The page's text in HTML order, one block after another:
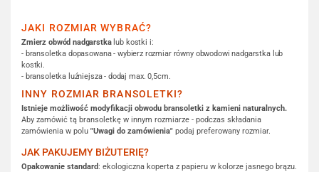
JAKI ROZMIAR WYBRAĆ?
Zmierz obwód nadgarstkalub kostki i:
- bransoletka dopasowana - wybierz rozmiar równy obwodowi nadgarstka lub
kostki.
- bransoletka luźniejsza - dodaj max. 0,5cm.
INNY ROZMIAR BRANSOLETKI?
Istnieje możliwość modyfikacji obwodu bransoletki z kamieni naturalnych.
Aby zamówić tą bransoletkę w innym rozmiarze - podczas składania
zamówienia w polu "Uwagi do zamówienia" podaj preferowany rozmiar.
JAK PAKUJEMY BIŻUTERIĘ?
Opakowanie standard: ekologiczna koperta z papieru w kolorze jasnego brązu.